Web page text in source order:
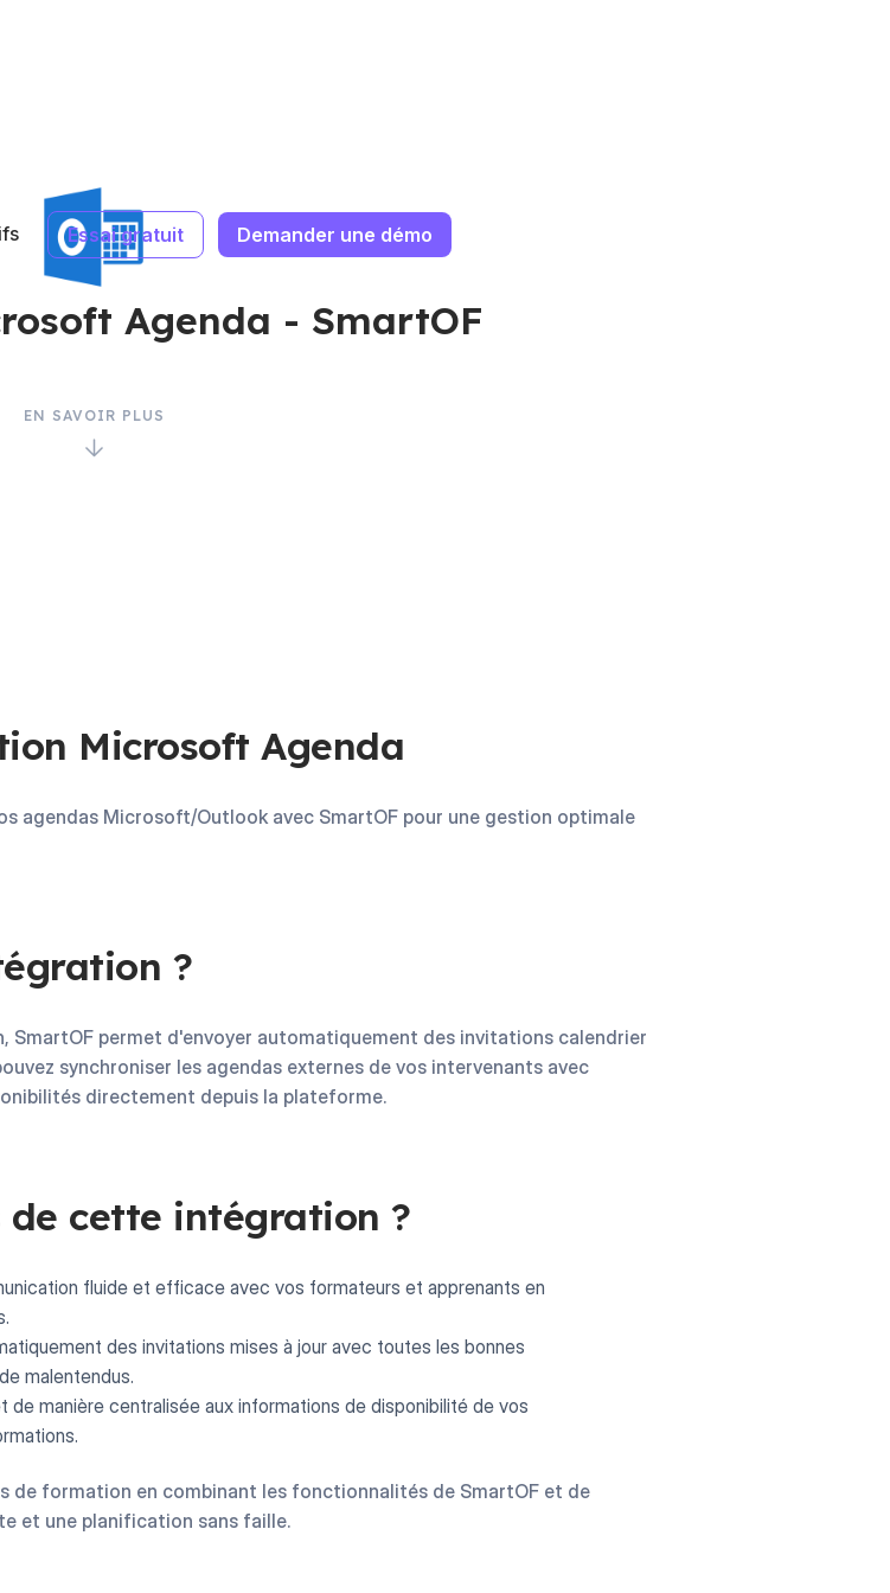
Essai gratuit Demander une démo
Agenda - SmartOF
EN SAVOIR PLUS
Microsoft Agenda
agendas Microsoft/Outlook avec SmartOF pour une gestion optimale
?
SmartOF permet d'envoyer automatiquement des invitations calendrier
synchroniser les agendas externes de vos intervenants avec
directement depuis la plateforme.
de cette intégration ?
fluide et efficace avec vos formateurs et apprenants en
des invitations mises à jour avec toutes les bonnes
malentendus.
manière centralisée aux informations de disponibilité de vos
de formation en combinant les fonctionnalités de SmartOF et de
et une planification sans faille.